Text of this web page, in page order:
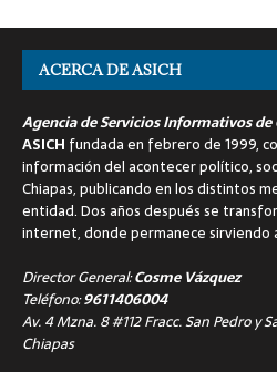
ACERCA DE ASICH
Agencia de Servicios Informativos de
ASICH fundada en febrero de 1999,
información del acontecer político,
Chiapas, publicando en los distintos
entidad. Dos años después se
internet, donde permanece sirviendo
Director General:Cosme Vázquez
Teléfono:9611406004
Av. 4 Mzna. 8 #112 Fracc. San Pedro y
Chiapas